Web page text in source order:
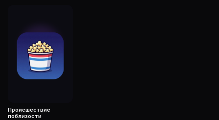
Происшествие
поблизости